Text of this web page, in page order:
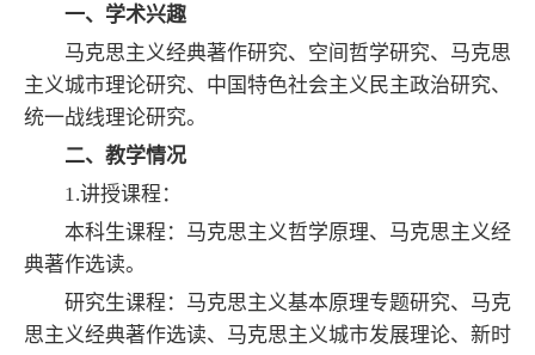
一、学术兴趣
马克思主义经典著作研究、空间哲学研究、马克思
主义城市理论研究、中国特色社会主义民主政治研究、
统一战线理论研究。
二、教学情况
1.讲授课程：
本科生课程：马克思主义哲学原理、马克思主义经
典著作选读。
研究生课程：马克思主义基本原理专题研究、马克
思主义经典著作选读、马克思主义城市发展理论、新时